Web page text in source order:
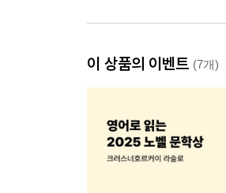
이 상품의 이벤트 (7개)